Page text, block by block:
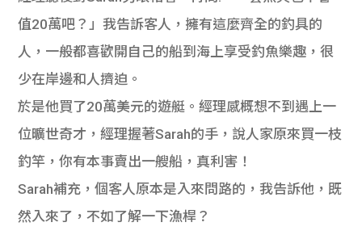
值20萬吧？」我告訴客人，擁有這麼齊全的釣具的
人，一般都喜歡開自己的船到海上享受釣魚樂趣，很
少在岸邊和人擠迫。
於是他買了20萬美元的遊艇。經理感概想不到遇上一
位曠世奇才，經理握著Sarah的手，說人家原來買一枝
釣竿，你有本事賣出一艘船，真利害！
Sarah補充，個客人原本是入來問路的，我告訴他，既
然入來了，不如了解一下漁桿？